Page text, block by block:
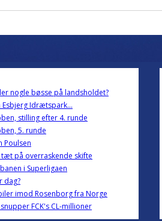
nogle bøsse på landsholdet?
Esbjerg Idrætspark...
stilling efter 4. runde
5. runde
Poulsen
tæt på overraskende skifte
i Superligaen
dag?
imod Rosenborg fra Norge
FCK's CL-millioner